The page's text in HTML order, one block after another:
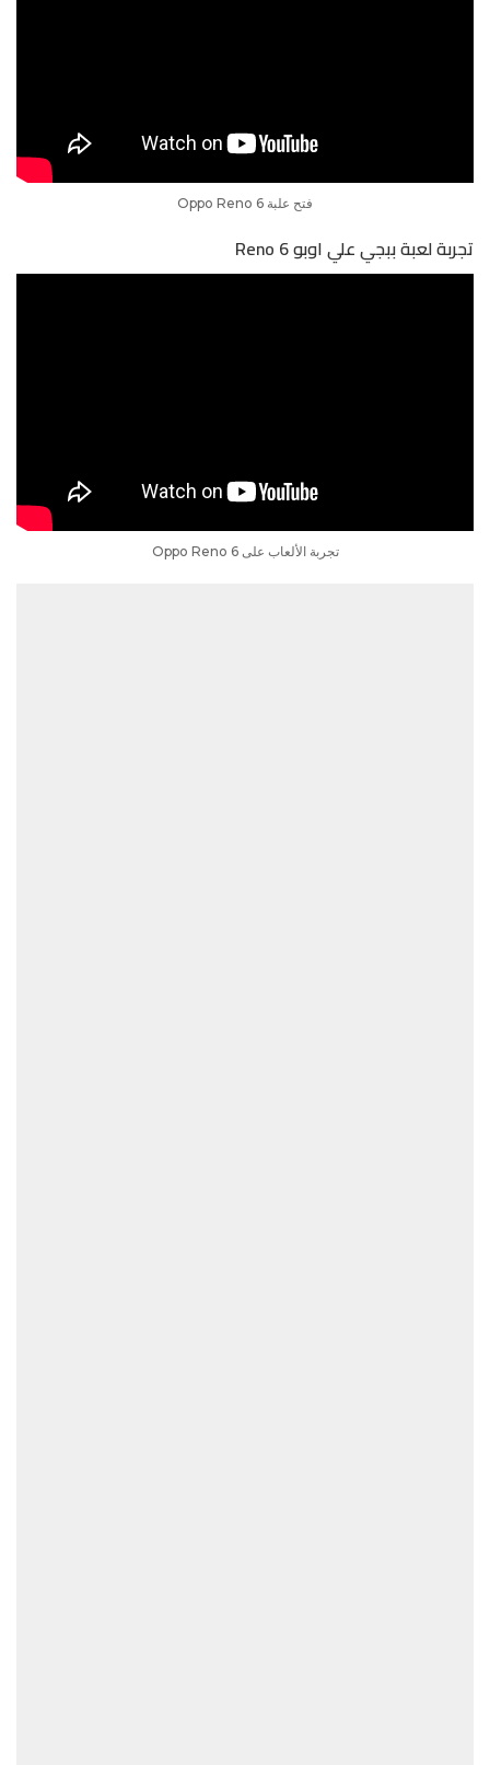
فتح علبة Oppo Reno 6
تجربة لعبة ببجي علي اوبو Reno 6
تجربة الألعاب على Oppo Reno 6